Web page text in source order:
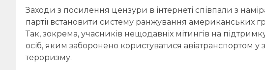
Заходи з посилення цензури в інтернеті співпали з
партії встановити систему ранжування американських
Так, зокрема, учасників нещодавніх мітингів на
осіб, яким заборонено користуватися авіатранспортом у
тероризму.